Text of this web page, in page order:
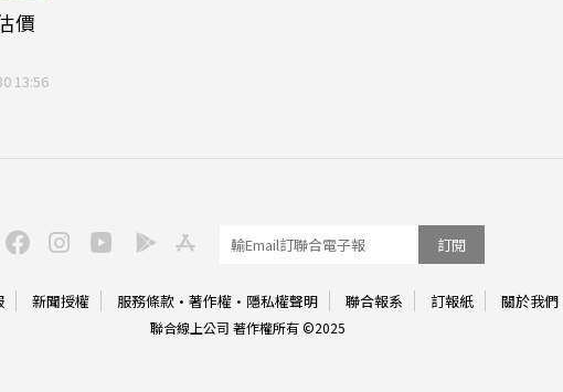
價
13:56
訂閱
新聞授權 服務條款 · 著作權 · 隱私權聲明 聯合報系 訂報紙 關於我們
聯合線上公司 著作權所有 ©2025